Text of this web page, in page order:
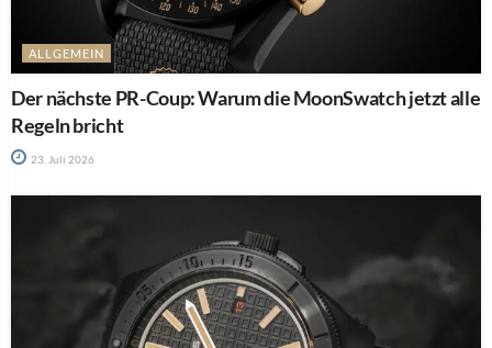
ALLGEMEIN
Der nächste PR-Coup: Warum die MoonSwatch jetzt alle
Regeln bricht
23. Juli 2026